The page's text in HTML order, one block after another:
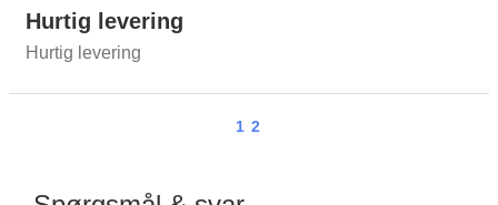
Hurtig levering
Hurtig levering
1 2